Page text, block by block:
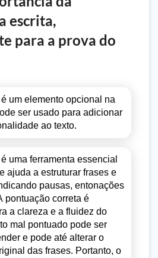
escrita,
para a prova do
um elemento opcional na
ser usado para adicionar
ao texto.
uma ferramenta essencial
ajuda a estruturar frases e
pausas, entonações
pontuação correta é
a clareza e a fluidez do
mal pontuado pode ser
e pode até alterar o
das frases. Portanto, o